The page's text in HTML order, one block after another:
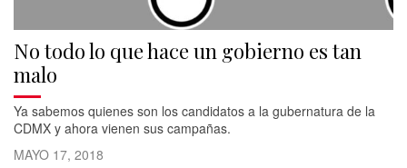
No todo lo que hace un gobierno es tan
malo
Ya sabemos quienes son los candidatos a la gubernatura de la
CDMX y ahora vienen sus campañas.
MAYO 17, 2018